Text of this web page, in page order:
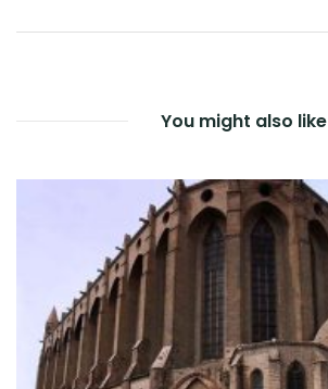
You might also like